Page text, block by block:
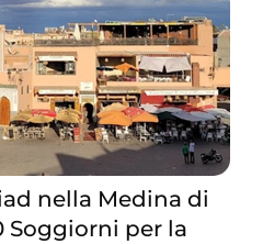
nella Medina di
Soggiorni per la